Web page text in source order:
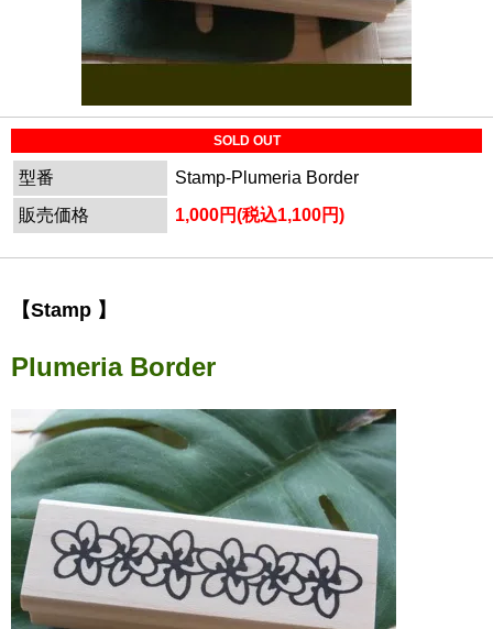
SOLD OUT
型番
Stamp-Plumeria Border
販売価格
1,000円(税込1,100円)
【Stamp 】
Plumeria Border